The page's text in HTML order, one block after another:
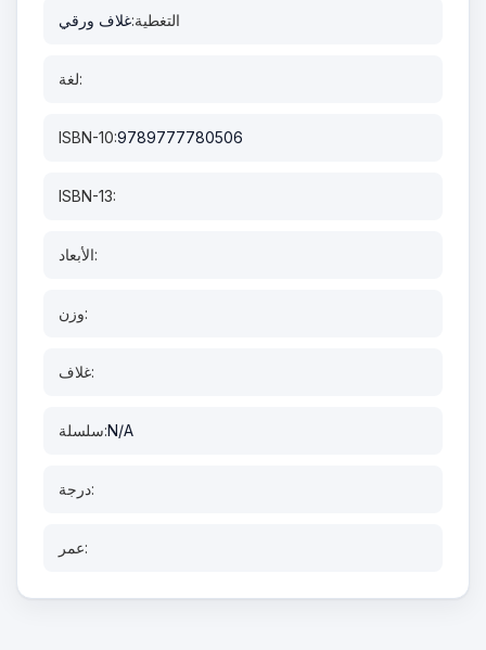
التغطية:غلاف ورقي
لغة:
ISBN-10:9789777780506
ISBN-13:
الأبعاد:
وزن:
غلاف:
سلسلة:N/A
درجة:
عمر: